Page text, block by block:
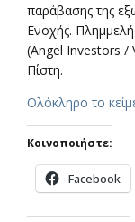
παράβασης της
Ενοχής.
(Angel Investors /
Πίστη.
Ολόκληρο το
Κοινοποιήστε:
Facebook